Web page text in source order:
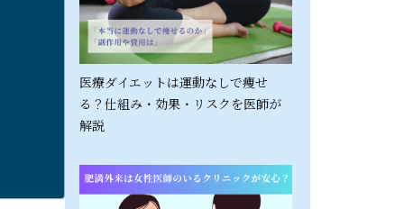
医療ダイエットは運動なしで痩せ
る？仕組み・効果・リスクを医師が
解説